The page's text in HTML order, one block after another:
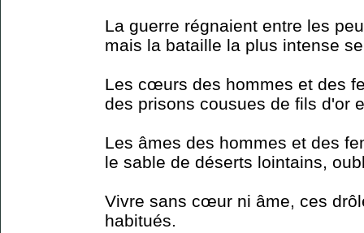
La guerre régnaient entre les
mais la bataille la plus intense
Les cœurs des hommes et des
des prisons cousues de fils d'or
Les âmes des hommes et des
le sable de déserts lointains,
Vivre sans cœur ni âme, ces
habitués.